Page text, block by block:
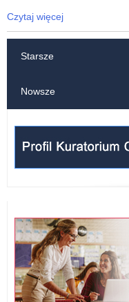
Czytaj więcej
Starsze
Nowsze